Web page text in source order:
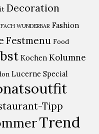
Decoration
WUNDERBAR Fashion
Festmenu Food
Kochen Kolumne
Lucerne Special
Tipp
Trend